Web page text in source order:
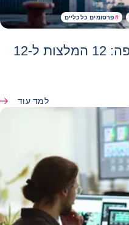
#פרסומים כלכליים
סיכוני אשראי ביצוא לאירופה: 12 המלצות ל-12
למד עוד